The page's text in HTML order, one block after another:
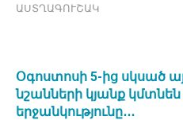
ԱՍՏՂԱԳՈՒՇԱԿ
Օգոստոսի 5-ից սկսած
նշանների կյանք
երջանկությունը․․․